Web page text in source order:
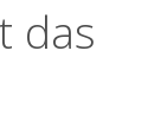
das